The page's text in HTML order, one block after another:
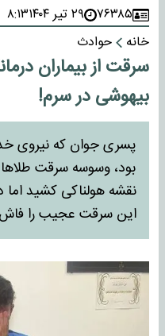
۷۶۳۸۵ ۲۹ تیر ۱۴۰۴
۸:۱۳
خانه
حوادث
سرقت از بیماران
بیهوشی در سرم!
پسری جوان که نیروی
بود، وسوسه سرقت
نقشه هولناکی کشید اما
این سرقت عجیب را